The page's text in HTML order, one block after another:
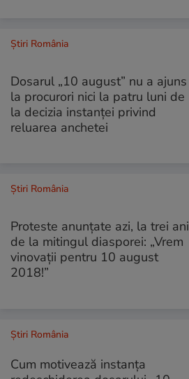
Știri România
Dosarul „10 august” nu a ajuns
la procurori nici la patru luni de
la decizia instanței privind
reluarea anchetei
Știri România
Proteste anunțate azi, la trei ani
de la mitingul diasporei: „Vrem
vinovații pentru 10 august
2018!”
Știri România
Cum motivează instanța